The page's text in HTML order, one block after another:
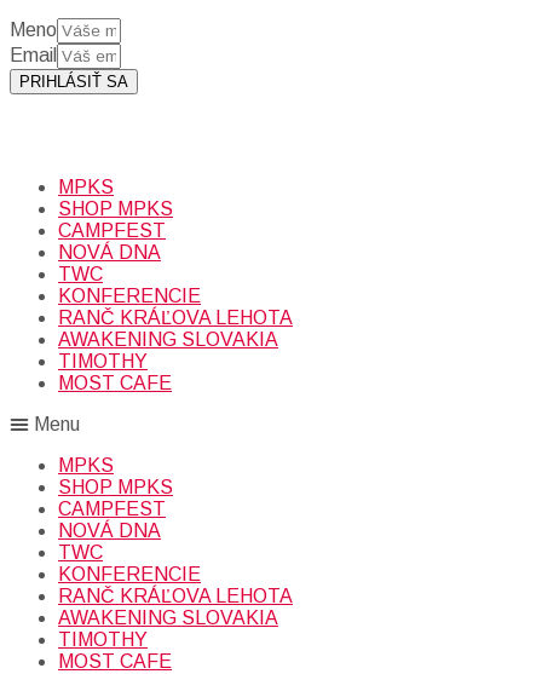
Meno
Email
PRIHLÁSIŤ SA
MPKS
SHOP MPKS
CAMPFEST
NOVÁ DNA
TWC
KONFERENCIE
RANČ KRÁĽOVA LEHOTA
AWAKENING SLOVAKIA
TIMOTHY
MOST CAFE
Menu
MPKS
SHOP MPKS
CAMPFEST
NOVÁ DNA
TWC
KONFERENCIE
RANČ KRÁĽOVA LEHOTA
AWAKENING SLOVAKIA
TIMOTHY
MOST CAFE